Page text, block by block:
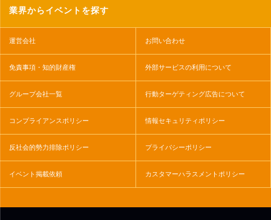
業界からイベントを探す
運営会社 お問い合わせ
免責事項・知的財産権 外部サービスの利用について
グループ会社一覧 行動ターゲティング広告について
コンプライアンスポリシー 情報セキュリティポリシー
反社会的勢力排除ポリシー プライバシーポリシー
イベント掲載依頼 カスタマーハラスメントポリシー